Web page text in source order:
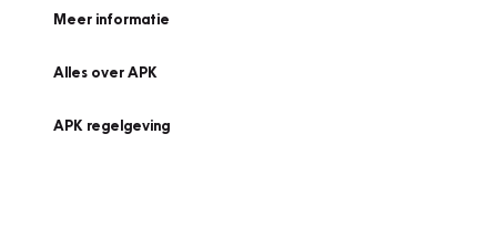
Meer informatie
Alles over APK
APK regelgeving